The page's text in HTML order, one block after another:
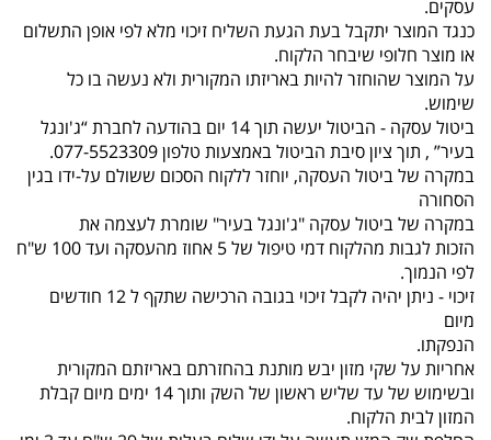
עסקים.
כנגד המוצר יתקבל בעת הגעת השליח זיכוי מלא לפי אופן התשלום
או מוצר חלופי שיבחר הלקוח.
על המוצר שהוחזר להיות באריזתו המקורית ולא נעשה בו כל
שימוש.
ביטול עסקה - הביטול יעשה תוך 14 יום בהודעה לחברת “ג'ונגל
בעיר” , תוך ציון סיבת הביטול באמצעות טלפון 077-5523309.
במקרה של ביטול העסקה, יוחזר ללקוח הסכום ששולם על-ידו בגין
הסחורה
במקרה של ביטול עסקה "ג'ונגל בעיר" שומרת לעצמה את
הזכות לגבות מהלקוח דמי טיפול של 5 אחוז מהעסקה ועד 100 ש"ח
לפי הנמוך.
זיכוי - ניתן יהיה לקבל זיכוי בגובה הרכישה שתקף ל 12 חודשים
מיום
הנפקתו.
אחריות על שקי מזון יבש מותנת בהחזרתם באריזתם המקורית
ובשימוש של עד שליש ראשון של השק ותוך 14 ימים מיום קבלת
המזון לבית הלקוח.